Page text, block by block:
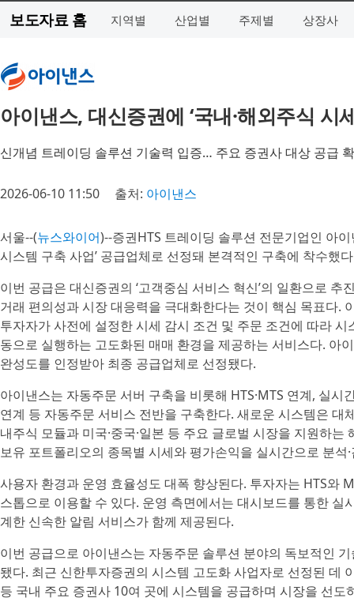
보도자료 홈 지역별 산업별 주제별 상장사
아이낸스, 대신증권에 ‘국내·해외주식 시
신개념 트레이딩 솔루션 기술력 입증… 주요 증권사 대상 공급
2026-06-10 11:50 출처: 아이낸스
서울--(뉴스와이어)--증권HTS 트레이딩 솔루션 전문기업인 아
시스템 구축 사업’ 공급업체로 선정돼 본격적인 구축에 착수했
이번 공급은 대신증권의 ‘고객중심 서비스 혁신’의 일환으로
거래 편의성과 시장 대응력을 극대화한다는 것이 핵심 목표다.
투자자가 사전에 설정한 시세 감시 조건 및 주문 조건에 따라
동으로 실행하는 고도화된 매매 환경을 제공하는 서비스다. 아
완성도를 인정받아 최종 공급업체로 선정됐다.
아이낸스는 자동주문 서버 구축을 비롯해 HTS·MTS 연계, 실
연계 등 자동주문 서비스 전반을 구축한다. 새로운 시스템은 대
내주식 모듈과 미국·중국·일본 등 주요 글로벌 시장을 지원하
보유 포트폴리오의 종목별 시세와 평가손익을 실시간으로 분
사용자 환경과 운영 효율성도 대폭 향상된다. 투자자는 HTS와
스톱으로 이용할 수 있다. 운영 측면에서는 대시보드를 통한 실
계한 신속한 알림 서비스가 함께 제공된다.
이번 공급으로 아이낸스는 자동주문 솔루션 분야의 독보적인
됐다. 최근 신한투자증권의 시스템 고도화 사업자로 선정된 데
등 국내 주요 증권사 10여 곳에 시스템을 공급하며 시장을 선도